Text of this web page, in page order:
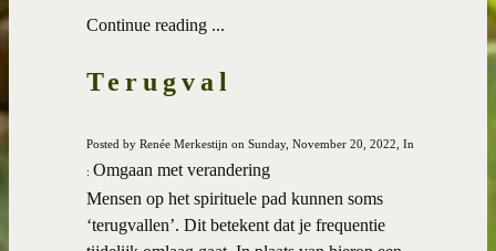
Continue reading ...
Terugval
Posted by Renée Merkestijn on Sunday, November 20, 2022, In
: Omgaan met verandering
Mensen op het spirituele pad kunnen soms
‘terugvallen’. Dit betekent dat je frequentie